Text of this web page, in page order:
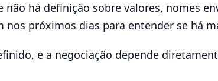
há definição sobre valores, nomes
nos próximos dias para entender se há
e a negociação depende